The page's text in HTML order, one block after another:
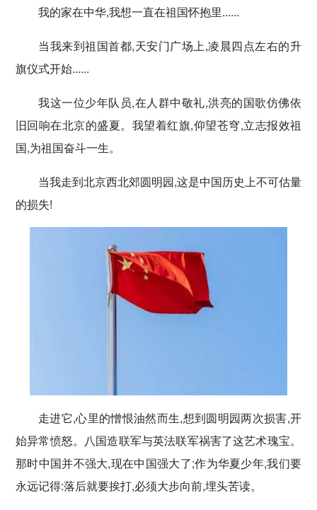
我的家在中华,我想一直在祖国怀抱里......
当我来到祖国首都,天安门广场上,凌晨四点左右的升
旗仪式开始......
我这一位少年队员,在人群中敬礼,洪亮的国歌仿佛依
旧回响在北京的盛夏。我望着红旗,仰望苍穹,立志报效祖
国,为祖国奋斗一生。
当我走到北京西北郊圆明园,这是中国历史上不可估量
的损失!
走进它,心里的憎恨油然而生,想到圆明园两次损害,开
始异常愤怒。八国造联军与英法联军祸害了这艺术瑰宝。
那时中国并不强大,现在中国强大了;作为华夏少年,我们要
永远记得:落后就要挨打,必须大步向前,埋头苦读。